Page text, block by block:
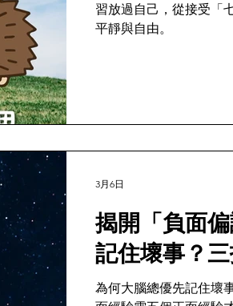
習放過自己，從接受「
平靜與自由。
揭開「負面
記住壞事？
為何大腦總優先記住壞
3月6日